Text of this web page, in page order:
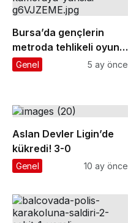
Bursa’da gençlerin
metroda tehlikeli oyunu
kameraya yansıdı
Genel 5 ay önce
Aslan Devler Ligin’de
kükredi! 3-0
Genel 10 ay önce